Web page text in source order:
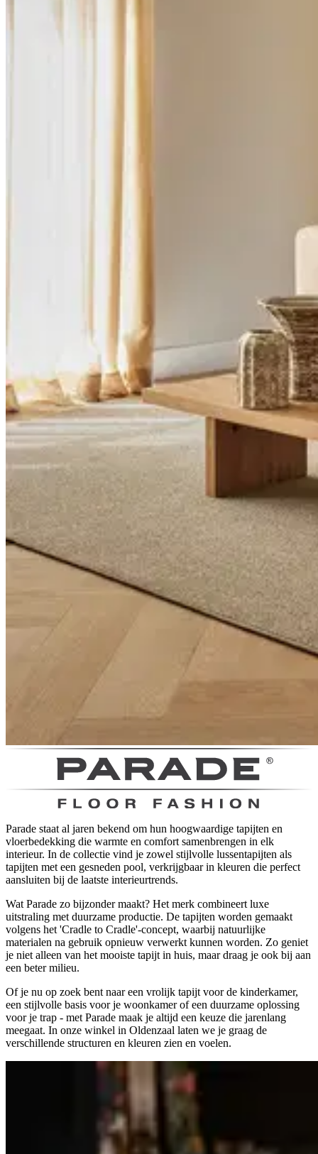
Parade staat al jaren bekend om hun hoogwaardige tapijten en
vloerbedekking die warmte en comfort samenbrengen in elk
interieur. In de collectie vind je zowel stijlvolle lussentapijten als
tapijten met een gesneden pool, verkrijgbaar in kleuren die perfect
aansluiten bij de laatste interieurtrends.
Wat Parade zo bijzonder maakt? Het merk combineert luxe
uitstraling met duurzame productie. De tapijten worden gemaakt
volgens het 'Cradle to Cradle'-concept, waarbij natuurlijke
materialen na gebruik opnieuw verwerkt kunnen worden. Zo geniet
je niet alleen van het mooiste tapijt in huis, maar draag je ook bij aan
een beter milieu.
Of je nu op zoek bent naar een vrolijk tapijt voor de kinderkamer,
een stijlvolle basis voor je woonkamer of een duurzame oplossing
voor je trap - met Parade maak je altijd een keuze die jarenlang
meegaat. In onze winkel in Oldenzaal laten we je graag de
verschillende structuren en kleuren zien en voelen.